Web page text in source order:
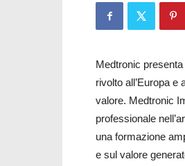
Medtronic
rivolto all’Europa e
valore. Medtronic
professionale
una formazione
e sul valore